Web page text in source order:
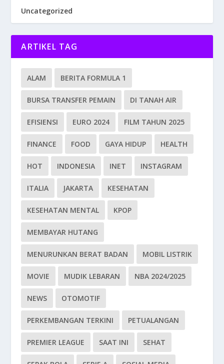
Uncategorized
ARTIKEL TAG
ALAM BERITA FORMULA 1
BURSA TRANSFER PEMAIN DI TANAH AIR
EFISIENSI EURO 2024 FILM TAHUN 2025
FINANCE FOOD GAYA HIDUP HEALTH
HOT INDONESIA INET INSTAGRAM
ITALIA JAKARTA KESEHATAN
KESEHATAN MENTAL KPOP
MEMBAYAR HUTANG
MENURUNKAN BERAT BADAN MOBIL LISTRIK
MOVIE MUDIK LEBARAN NBA 2024/2025
NEWS OTOMOTIF
PERKEMBANGAN TERKINI PETUALANGAN
PREMIER LEAGUE SAAT INI SEHAT